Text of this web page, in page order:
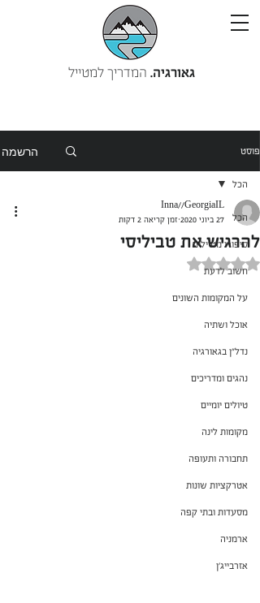
גאורגיה. המדריך למטייל
פוסט הרשמה
הכל
סיפורי מטיילים
חשוב לדעת
על המקומות השונים
אוכל ושתיה
נדל"ן בגאורגיה
נהגים ומדריכים
טיולים יומיים
מקומות לינה
תחבורה ותעופה
אטרקציות שונות
מסעדות ובתי קפה
ארמניה
אזרבייג'ן
הכל
להרגיש את טביליסי
Inna//GeorgiaIL
27 ביוני 2020
זמן קריאה 2 דקות
דירוג של NaN מתוך 5 כוכבים